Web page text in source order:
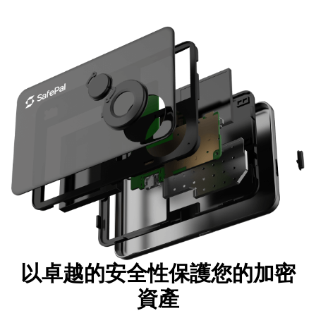
以卓越的安全性保護您的加密
資產